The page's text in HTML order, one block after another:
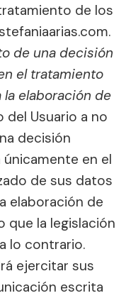
de los
de una decisión
el tratamiento
elaboración de
Usuario a no
decisión
únicamente en el
de sus datos
elaboración de
que la legislación
lo contrario.
ejercitar sus
escrita